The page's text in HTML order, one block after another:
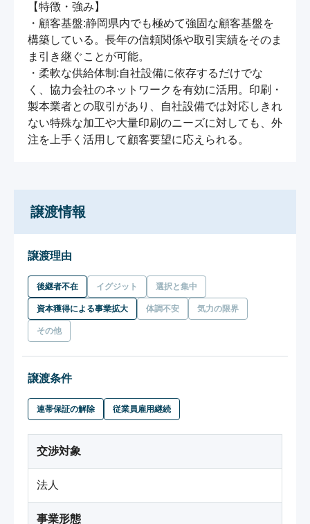
【特徴・強み】
・顧客基盤:静岡県内でも極めて強固な顧客基盤を
構築している。長年の信頼関係や取引実績をそのま
ま引き継ぐことが可能。
・柔軟な供給体制:自社設備に依存するだけでな
く、協力会社のネットワークを有効に活用。印刷・
製本業者との取引があり、自社設備では対応しきれ
ない特殊な加工や大量印刷のニーズに対しても、外
注を上手く活用して顧客要望に応えられる。
譲渡情報
譲渡理由
後継者不在 イグジット 選択と集中
資本獲得による事業拡大 体調不安 気力の限界
その他
譲渡条件
連帯保証の解除 従業員雇用継続
交渉対象
法人
事業形態